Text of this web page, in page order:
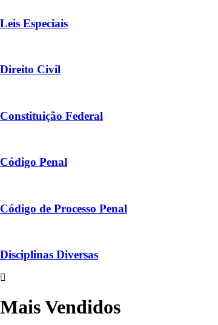
Leis Especiais
Direito Civil
Constituição Federal
Código Penal
Código de Processo Penal
Disciplinas Diversas
Mais Vendidos